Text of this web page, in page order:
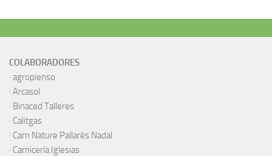
COLABORADORES
· agropienso
· Arcasol
· Binaced Talleres
· Calitgas
· Carn Nature Pallarés Nadal
· Carnicería Iglesias